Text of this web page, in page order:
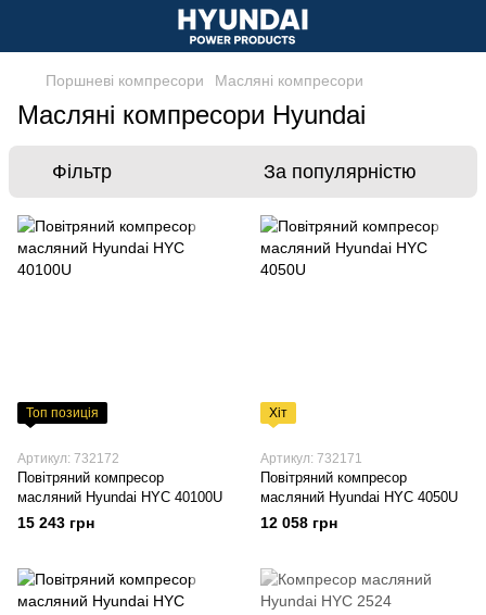
Поршневі компресори Масляні компресори
Масляні компресори Hyundai
Фільтр За популярністю
Топ позиція
Артикул: 732172
Повітряний компресор
масляний Hyundai HYC 40100U
15 243 грн
Хіт
Артикул: 732171
Повітряний компресор
масляний Hyundai HYC 4050U
12 058 грн